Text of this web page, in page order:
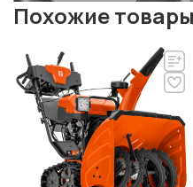
Похожие товары